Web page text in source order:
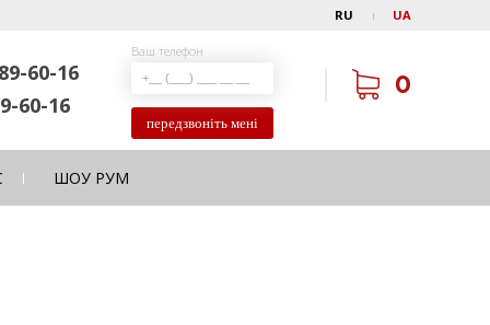
RU UA
60-16
60-16
Ваш телефон
передзвоніть мені
0
ШОУ РУМ